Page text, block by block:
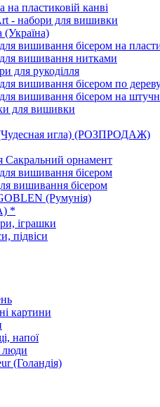
пластиковій канві
- набори для вишивки
(Україна)
вишивання бісером на
вишивання нитками
для рукоділля
вишивання бісером по
вишивання бісером на
для вишивки
игла) (РОЗПРОДАЖ)
Сакральний орнамент
вишивання бісером
вишивання бісером
(Румунія)
*
іграшки
підвіси
картини
напої
люди
(Голандія)